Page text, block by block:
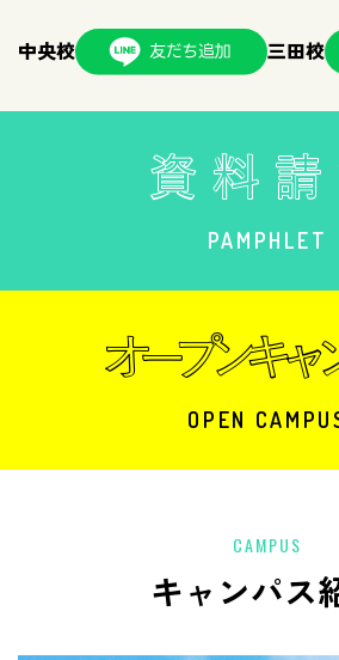
中央校 三田校
PAMPHLET
OPEN
CAMPUS
キャンパス